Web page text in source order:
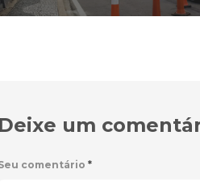
Deixe um
comentário *